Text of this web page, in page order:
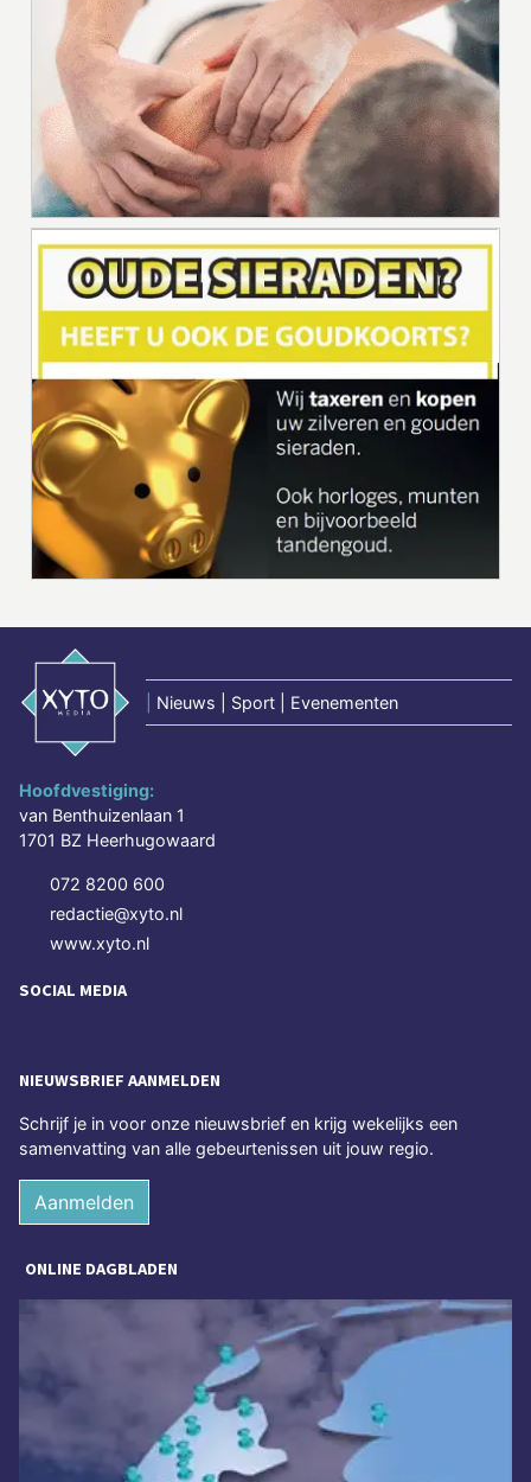
Nieuws | Sport | Evenementen
Hoofdvestiging:
van Benthuizenlaan 1
1701 BZ Heerhugowaard
072 8200 600
redactie@xyto.nl
www.xyto.nl
SOCIAL MEDIA
NIEUWSBRIEF AANMELDEN
Schrijf je in voor onze nieuwsbrief en krijg wekelijks een
samenvatting van alle gebeurtenissen uit jouw regio.
Aanmelden
ONLINE DAGBLADEN